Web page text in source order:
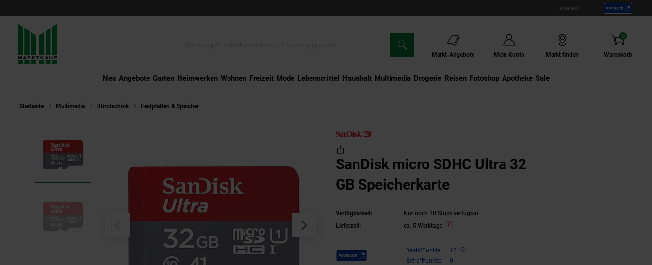
Kontakt
Markt-Angebote Mein Konto Markt finden Warenkorb
0
Artikel
Neu Angebote Garten Heimwerken Wohnen Freizeit Mode Lebensmittel Haushalt Multimedia Drogerie Externer Link:
Reisen Externer Link:
Fotoshop Externer Link:
Apotheke Sale
Startseite Multimedia Bürotechnik Festplatten & Speicher
SanDisk micro SDHC Ultra 32
GB Speicherkarte
Verfügbarkeit:
Nur noch 10 Stück verfügbar
Lieferzeit:
ca. 5 Werktage
Payback Punkte Basis°Punkte:
12
Extra°Punkte:
0